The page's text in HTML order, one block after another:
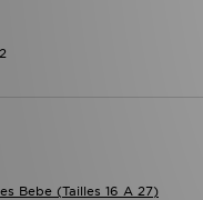
Bebe (tailles 16 A 27)